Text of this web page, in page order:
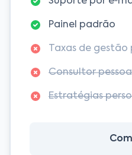
Painel padrão
Taxas de
Consultor
Estratégias